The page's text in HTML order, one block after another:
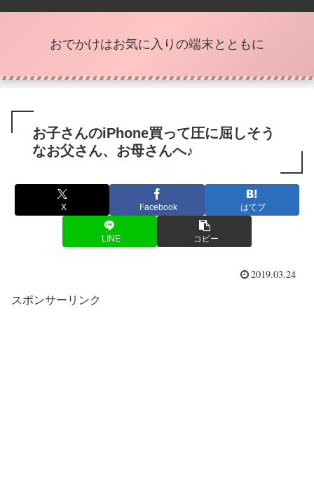
おでかけはお気に入りの端末とともに
お子さんのiPhone買って圧に屈しそう
なお父さん、お母さんへ♪
X Facebook はてブ
LINE コピー
2019.03.24
スポンサーリンク